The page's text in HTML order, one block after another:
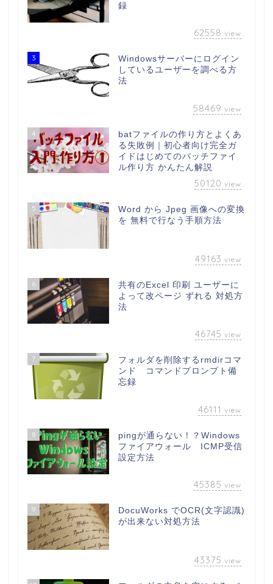
録
62558 view
3
Windowsサーバーにログイン
しているユーザーを調べる方
法
58469 view
4
batファイルの作り方とよくあ
る失敗例｜初心者向け完全ガ
イドはじめてのバッチファイ
ル作り方 かんたん解説
50120 view
5
Word から Jpeg 画像への変換
を 無料で行なう手順方法
49163 view
6
共有のExcel 印刷 ユーザーに
よって改ページ ずれる 対処方
法
46745 view
7
フォルダを削除するrmdirコマ
ンド コマンドプロンプト備
忘録
46111 view
8
pingが通らない！？Windows
ファイアウォール ICMP受信
設定方法
45385 view
9
DocuWorks でOCR(文字認識)
が出来ない対処方法
43375 view